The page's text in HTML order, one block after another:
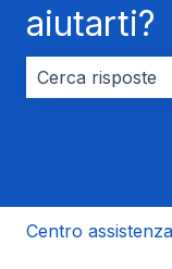
aiutarti?
Centro assistenza